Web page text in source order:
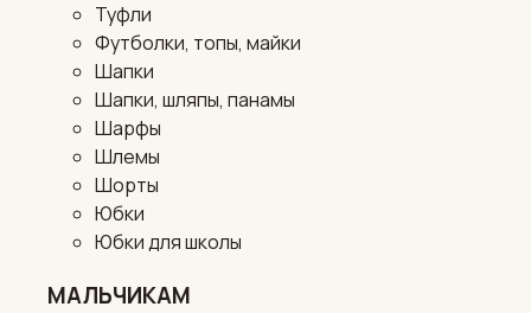
Туфли
Футболки, топы, майки
Шапки
Шапки, шляпы, панамы
Шарфы
Шлемы
Шорты
Юбки
Юбки для школы
МАЛЬЧИКАМ